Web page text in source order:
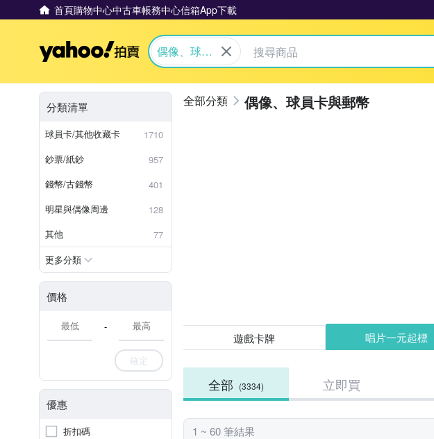
首頁購物中心中古車帳務中心信箱App下載
Yahoo拍賣
偶像、球員
分類清單
球員卡/其他收藏卡
1710
鈔票/紙鈔
957
錢幣/古錢幣
401
明星與偶像周邊
128
其他
77
更多分類
價格
-
確定
優惠
折扣碼
偶像、球員卡與郵幣
遊戲卡牌 唱片一元起標
全部 (3334) 立即買
1 ~ 60 筆結果